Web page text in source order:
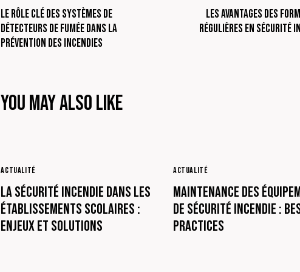
Le Rôle Clé des Systèmes de
Détecteurs de Fumée dans la
Prévention des Incendies
Les Avantages des
Régulières en Sécurité
You May Also Like
ACTUALITÉ
La Sécurité Incendie dans les
Établissements Scolaires :
Enjeux et Solutions
ACTUALITÉ
Maintenance des
de Sécurité Incendie :
Practices